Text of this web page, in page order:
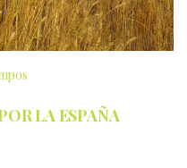
LA ESPAÑA